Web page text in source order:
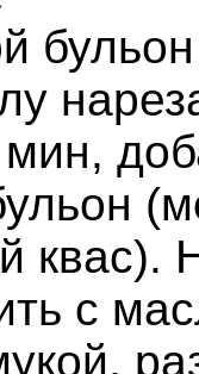
квас).
с